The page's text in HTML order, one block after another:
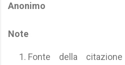
Anonimo
Note
Fonte della